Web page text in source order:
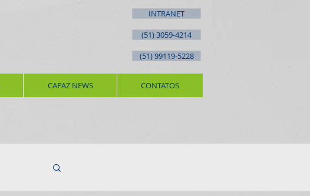
INTRANET
(51) 3059-4214
(51) 99119-5228
CAPAZ NEWS CONTATOS